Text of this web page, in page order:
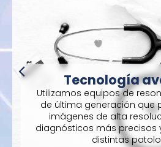
Tecnología
Utilizamos equipos de
de última generación que
imágenes de alta
diagnósticos más precisos
distintas